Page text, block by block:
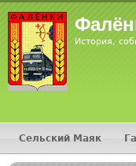
История,
Главное
Сельский Маяк